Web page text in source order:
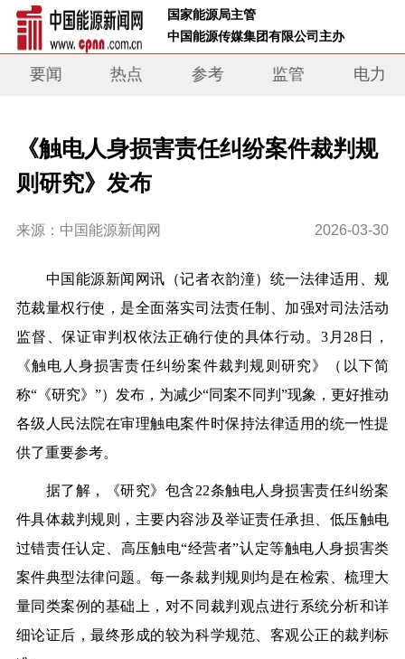
国家能源局主管
中国能源传媒集团有限公司主办
要闻 热点 参考 监管 电力
《触电人身损害责任纠纷案件裁判规
则研究》发布
来源：中国能源新闻网 2026-03-30
中国能源新闻网讯（记者衣韵潼） 统一法律适用、规
范裁量权行使，是全面落实司法责任制、加强对司法活动
监督、保证审判权依法正确行使的具体行动。 3月28日，
《触电人身损害责任纠纷案件裁判规则研究》
（以下简
称“《研究》”） 发布 ，为减少“同案不同判”现象，更好推动
各级人民法院在审理触电案件时保持法律适用的统一性提
供了重要参考。
据了解，《研究》包含22条触电人身损害责任纠纷案
件具体裁判规则，主要内容涉及举证责任承担、低压触电
过错责任认定、高压触电“经营者”认定等触电人身损害类
案件典型法律问题。每一条裁判规则均是在检索、梳理大
量同类案例的基础上，对不同裁判观点进行系统分析和详
细论证后，最终形成的较为科学规范、客观公正的裁判标